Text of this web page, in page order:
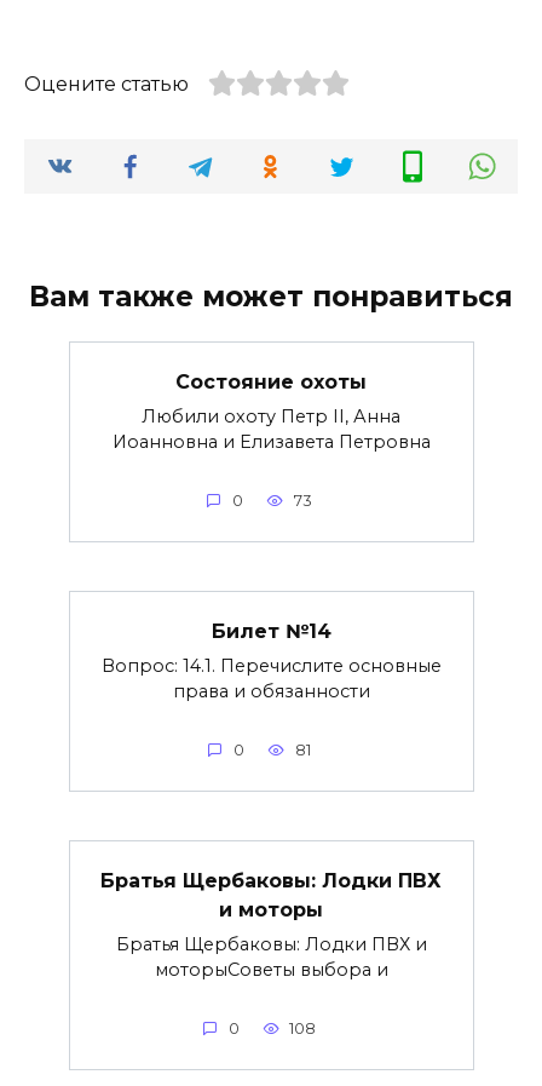
Оцените статью
Вам также может понравиться
Состояние охоты
Любили охоту Петр II, Анна
Иоанновна и Елизавета Петровна
0 73
Билет №14
Вопрос: 14.1. Перечислите основные
права и обязанности
0 81
Братья Щербаковы: Лодки ПВХ
и моторы
Братья Щербаковы: Лодки ПВХ и
моторыCоветы выбора и
0 108